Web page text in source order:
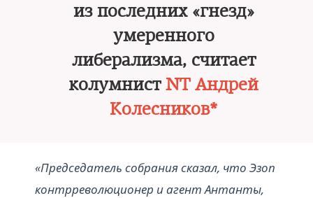
из последних «гнезд»
умеренного
либерализма, считает
колумнист NT Андрей
Колесников*
«Председатель собрания сказал, что Эзоп
контрреволюционер и агент Антанты,